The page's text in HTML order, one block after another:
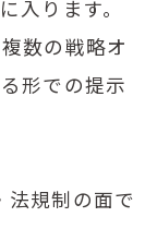
入ります。
数の戦略オ
形での提示
法規制の面で